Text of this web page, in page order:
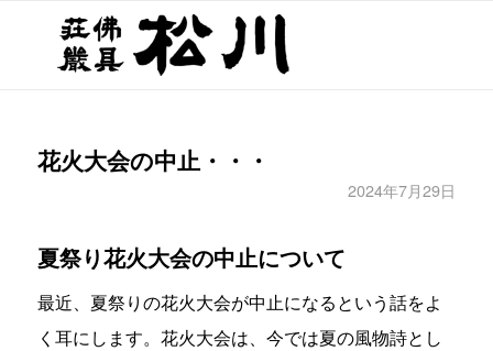
花火大会の中止・・・
2024年7月29日
夏祭り花火大会の中止について
最近、夏祭りの花火大会が中止になるという話をよ
く耳にします。花火大会は、今では夏の風物詩とし